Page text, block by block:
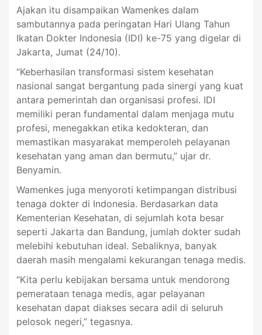
Ajakan itu disampaikan Wamenkes dalam
sambutannya pada peringatan Hari Ulang Tahun
Ikatan Dokter Indonesia (IDI) ke-75 yang digelar di
Jakarta, Jumat (24/10).
“Keberhasilan transformasi sistem kesehatan
nasional sangat bergantung pada sinergi yang kuat
antara pemerintah dan organisasi profesi. IDI
memiliki peran fundamental dalam menjaga mutu
profesi, menegakkan etika kedokteran, dan
memastikan masyarakat memperoleh pelayanan
kesehatan yang aman dan bermutu,” ujar dr.
Benyamin.
Wamenkes juga menyoroti ketimpangan distribusi
tenaga dokter di Indonesia. Berdasarkan data
Kementerian Kesehatan, di sejumlah kota besar
seperti Jakarta dan Bandung, jumlah dokter sudah
melebihi kebutuhan ideal. Sebaliknya, banyak
daerah masih mengalami kekurangan tenaga medis.
“Kita perlu kebijakan bersama untuk mendorong
pemerataan tenaga medis, agar pelayanan
kesehatan dapat diakses secara adil di seluruh
pelosok negeri,” tegasnya.